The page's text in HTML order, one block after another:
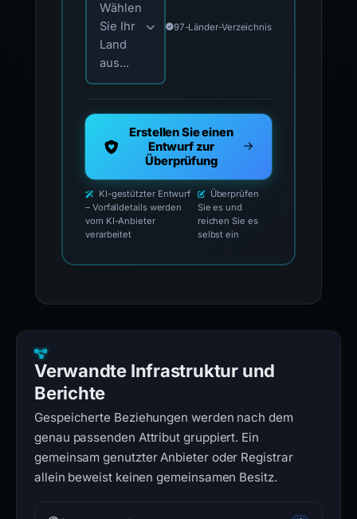
Wählen
Sie Ihr
Land
aus...
97-Länder-Verzeichnis
Erstellen Sie einen
Entwurf zur
Überprüfung
KI-gestützter Entwurf
– Vorfalldetails werden
vom KI-Anbieter
verarbeitet
Überprüfen
Sie es und
reichen Sie es
selbst ein
Verwandte Infrastruktur und
Berichte
Gespeicherte Beziehungen werden nach dem
genau passenden Attribut gruppiert. Ein
gemeinsam genutzter Anbieter oder Registrar
allein beweist keinen gemeinsamen Besitz.